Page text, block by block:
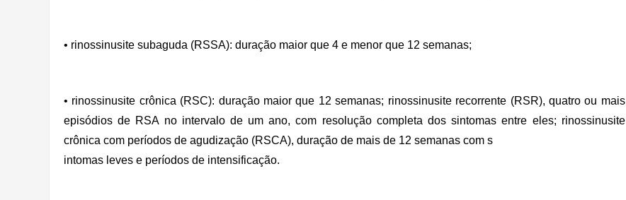
• rinossinusite subaguda (RSSA): duração maior que 4 e menor que 12 semanas;
• rinossinusite crônica (RSC): duração maior que 12 semanas; rinossinusite recorrente (RSR), quatro ou mais
episódios de RSA no intervalo de um ano, com resolução completa dos sintomas entre eles; rinossinusite
crônica com períodos de agudização (RSCA), duração de mais de 12 semanas com s
intomas leves e períodos de intensificação.